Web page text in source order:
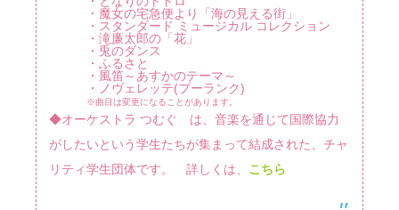
・魔女の宅急便より「海の見える街」
・スタンダード ミュージカル コレクション
・滝廉太郎の「花」
・兎のダンス
・ふるさと
・風笛～あすかのテーマ～
・ノヴェレッテ(プーランク)
※曲目は変更になることがあります。
◆オーケストラ つむぐ は、音楽を通じて国際協力
がしたいという学生たちが集まって結成された、チャ
リティ学生団体です。 詳しくは、 こちら